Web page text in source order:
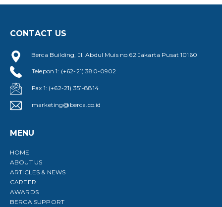
CONTACT US
Berca Building, Jl. Abdul Muis no.62 Jakarta Pusat 10160
Telepon 1: (+62-21) 380-0902
Fax 1: (+62-21) 351-8814
marketing@berca.co.id
MENU
HOME
ABOUT US
ARTICLES & NEWS
CAREER
AWARDS
BERCA SUPPORT